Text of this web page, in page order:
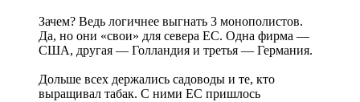
Зачем? Ведь логичнее выгнать 3 монополистов.
Да, но они «свои» для севера ЕС. Одна фирма —
США, другая — Голландия и третья — Германия.
Дольше всех держались садоводы и те, кто
выращивал табак. С ними ЕС пришлось